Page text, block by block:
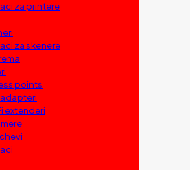
za printere
za skenere
points
adapteri
extenderi